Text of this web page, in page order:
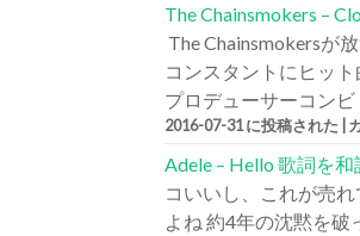
The Chainsmokers –
The Chainsmokersが
コンスタントにヒッ
プロデューサーコンビ
2016-07-31 に投稿された
Adele – Hello 歌詞を
コいいし、これが売
よね 約4年の沈黙を